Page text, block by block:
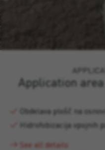
Application
Obdelava plošč na
Hidrofobizacija vpojnih
See all details